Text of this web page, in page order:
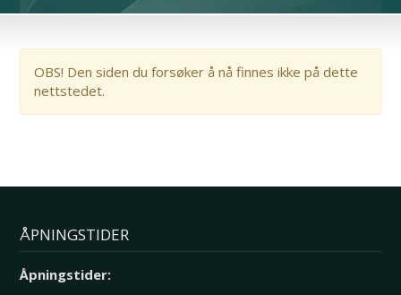
OBS! Den siden du forsøker å nå finnes ikke på dette
nettstedet.
ÅPNINGSTIDER
Åpningstider: